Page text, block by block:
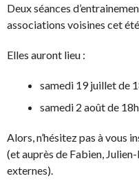
Deux séances
associations voisines cet
Elles auront lieu :
samedi 19 juillet de
samedi 2 août de
Alors, n’hésitez pas à vous
(et auprès de Fabien,
externes).